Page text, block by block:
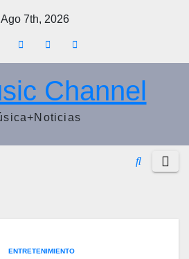
7th, 2026
Channel
ENTRETENIMIENTO